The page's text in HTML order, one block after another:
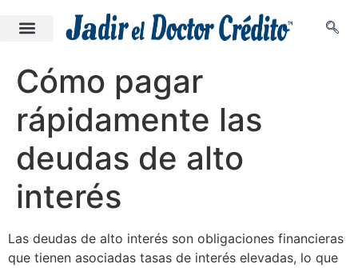
Cómo pagar
rápidamente las
deudas de alto
interés
Las deudas de alto interés son obligaciones financieras
que tienen asociadas tasas de interés elevadas, lo que